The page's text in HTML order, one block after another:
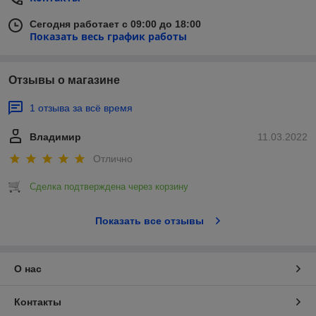
Сегодня работает с 09:00 до 18:00
Показать весь график работы
Отзывы о магазине
1 отзыва за всё время
11.03.2022
Владимир
Отлично
Сделка подтверждена через корзину
Показать все отзывы
О нас
Контакты